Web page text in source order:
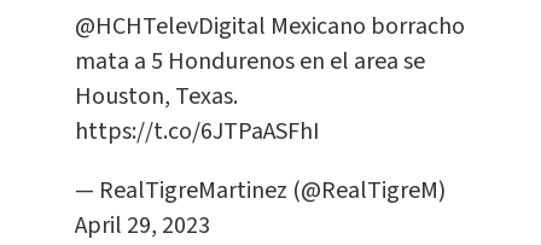
@HCHTelevDigital Mexicano borracho
mata a 5 Hondurenos en el area se
Houston, Texas.
https://t.co/6JTPaASFhI
— RealTigreMartinez (@RealTigreM)
April 29, 2023